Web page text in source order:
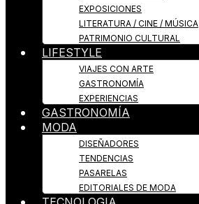
EXPOSICIONES
LITERATURA / CINE / MÚSICA
PATRIMONIO CULTURAL
LIFESTYLE
VIAJES CON ARTE
GASTRONOMÍA
EXPERIENCIAS
GASTRONOMÍA
MODA
DISEÑADORES
TENDENCIAS
PASARELAS
EDITORIALES DE MODA